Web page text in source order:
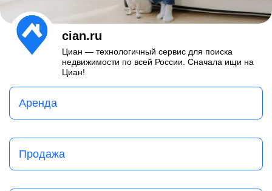
cian.ru
Циан — технологичный сервис для поиска
недвижимости по всей России. Сначала ищи на
Циан!
Аренда
Продажа